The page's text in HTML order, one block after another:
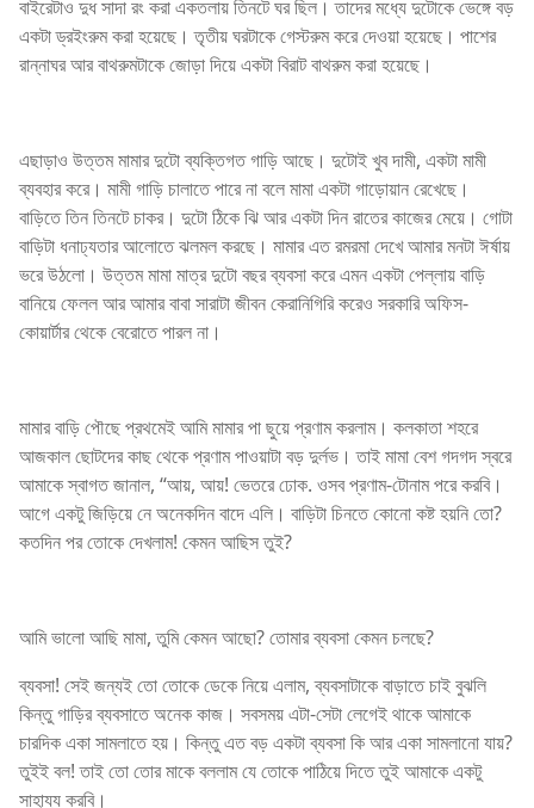
বাইরেটাও দুধ সাদা রং করা একতলায় তিনটে ঘর ছিল। তাদের মধ্যে দুটোকে ভেঙ্গে বড়
একটা ড্রইংরুম করা হয়েছে। তৃতীয় ঘরটাকে গেস্টরুম করে দেওয়া হয়েছে। পাশের
রান্নাঘর আর বাথরুমটাকে জোড়া দিয়ে একটা বিরাট বাথরুম করা হয়েছে।
এছাড়াও উত্তম মামার দুটো ব্যক্তিগত গাড়ি আছে। দুটোই খুব দামী, একটা মামী
ব্যবহার করে। মামী গাড়ি চালাতে পারে না বলে মামা একটা গাড়োয়ান রেখেছে।
বাড়িতে তিন তিনটে চাকর। দুটো ঠিকে ঝি আর একটা দিন রাতের কাজের মেয়ে। গোটা
বাড়িটা ধনাঢ্যতার আলোতে ঝলমল করছে। মামার এত রমরমা দেখে আমার মনটা ঈর্ষায়
ভরে উঠলো। উত্তম মামা মাত্র দুটো বছর ব্যবসা করে এমন একটা পেল্লায় বাড়ি
বানিয়ে ফেলল আর আমার বাবা সারাটা জীবন কেরানিগিরি করেও সরকারি অফিস-
কোয়ার্টার থেকে বেরোতে পারল না।
মামার বাড়ি পৌছে প্রথমেই আমি মামার পা ছুয়ে প্রণাম করলাম। কলকাতা শহরে
আজকাল ছোটদের কাছ থেকে প্রণাম পাওয়াটা বড় দুর্লভ। তাই মামা বেশ গদগদ স্বরে
আমাকে স্বাগত জানাল, “আয়, আয়! ভেতরে ঢোক. ওসব প্রণাম-টোনাম পরে করবি।
আগে একটু জিড়িয়ে নে অনেকদিন বাদে এলি। বাড়িটা চিনতে কোনো কষ্ট হয়নি তো?
কতদিন পর তোকে দেখলাম! কেমন আছিস তুই?
আমি ভালো আছি মামা, তুমি কেমন আছো? তোমার ব্যবসা কেমন চলছে?
ব্যবসা! সেই জন্যই তো তোকে ডেকে নিয়ে এলাম, ব্যবসাটাকে বাড়াতে চাই বুঝলি
কিন্তু গাড়ির ব্যবসাতে অনেক কাজ। সবসময় এটা-সেটা লেগেই থাকে আমাকে
চারদিক একা সামলাতে হয়। কিন্তু এত বড় একটা ব্যবসা কি আর একা সামলানো যায়?
তুইই বল! তাই তো তোর মাকে বললাম যে তোকে পাঠিয়ে দিতে তুই আমাকে একটু
সাহায্য করবি।